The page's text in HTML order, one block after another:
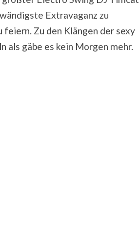
Extravaganz zu
feiern. Zu den Klängen der sexy
als gäbe es kein Morgen mehr.